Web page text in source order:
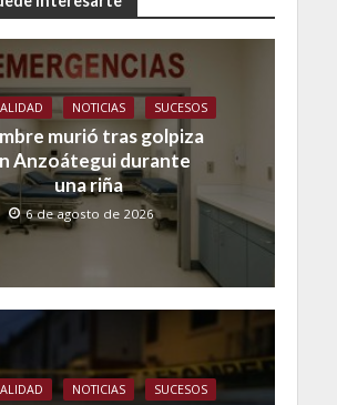
NOTICIAS SUCESOS
murió tras golpiza
Anzoátegui durante
una riña
6 de agosto de 2026
NOTICIAS SUCESOS